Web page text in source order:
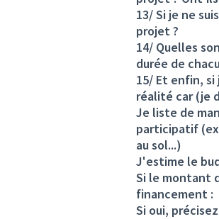
13/ Si je ne
projet ?
14/ Quelles
durée de
15/ Et enfin,
réalité car (je
Je liste de
participatif
au sol...)
J'estime le
Si le montant
financement :
Si oui,